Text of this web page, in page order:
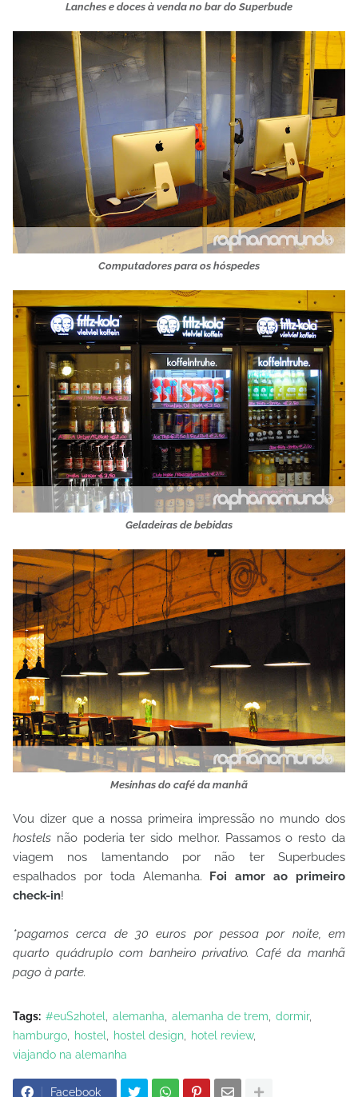
Lanches e doces à venda no bar do Superbude
Computadores para os hóspedes
Geladeiras de bebidas
Mesinhas do café da manhã
Vou dizer que a nossa primeira impressão no mundo dos
hostels não poderia ter sido melhor. Passamos o resto da
viagem nos lamentando por não ter Superbudes
espalhados por toda Alemanha. Foi amor ao primeiro
check-in!
*pagamos cerca de 30 euros por pessoa por noite, em
quarto quádruplo com banheiro privativo. Café da manhã
pago à parte.
Tags: #euS2hotel alemanha alemanha de trem
dormir
hamburgo
hostel hostel design
hotel review
viajando na alemanha
Facebook